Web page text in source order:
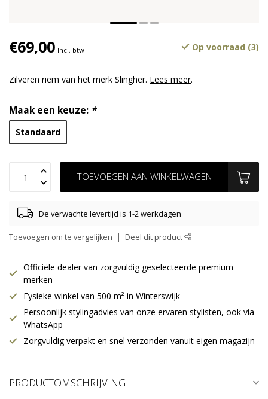
€69,00 Incl. btw Op voorraad (3)
Zilveren riem van het merk Slingher. Lees meer.
Maak een keuze: *
Standaard
TOEVOEGEN AAN WINKELWAGEN
De verwachte levertijd is 1-2 werkdagen
Toevoegen om te vergelijken Deel dit product
Officiële dealer van zorgvuldig geselecteerde premium
merken
Fysieke winkel van 500 m² in Winterswijk
Persoonlijk stylingadvies van onze ervaren stylisten, ook via
WhatsApp
Zorgvuldig verpakt en snel verzonden vanuit eigen magazijn
PRODUCTOMSCHRIJVING